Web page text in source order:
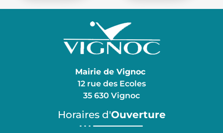
Mairie de Vignoc
12 rue des Ecoles
35 630 Vignoc
Horaires d'Ouverture